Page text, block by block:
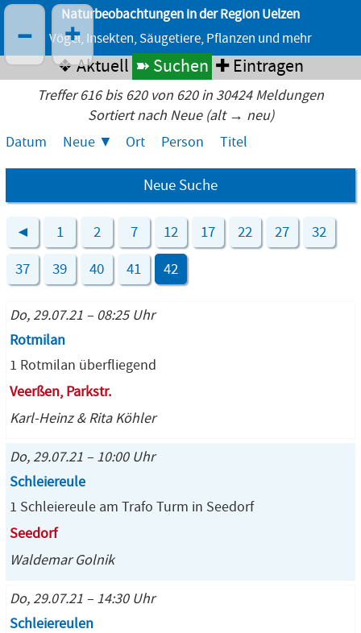
Naturbeobachtungen in der Region Uelzen
Vögel, Insekten, Säugetiere, Pflanzen und mehr
❖ Aktuell ➽ Suchen ✚ Eintragen
Treffer 616 bis 620 von 620 in 30424 Meldungen
Sortiert nach Neue (alt → neu)
Datum
Neue Ort Person Titel
Neue Suche
◄ 1 2 7 12 17 22 27 32
37 39 40 41 42
Do, 29.07.21 – 08:25 Uhr
Rotmilan
1 Rotmilan überfliegend
Veerßen, Parkstr.
Karl-Heinz & Rita Köhler
Do, 29.07.21 – 10:00 Uhr
Schleiereule
1 Schleiereule am Trafo Turm in Seedorf
Seedorf
Waldemar Golnik
Do, 29.07.21 – 14:30 Uhr
Schleiereulen
– +